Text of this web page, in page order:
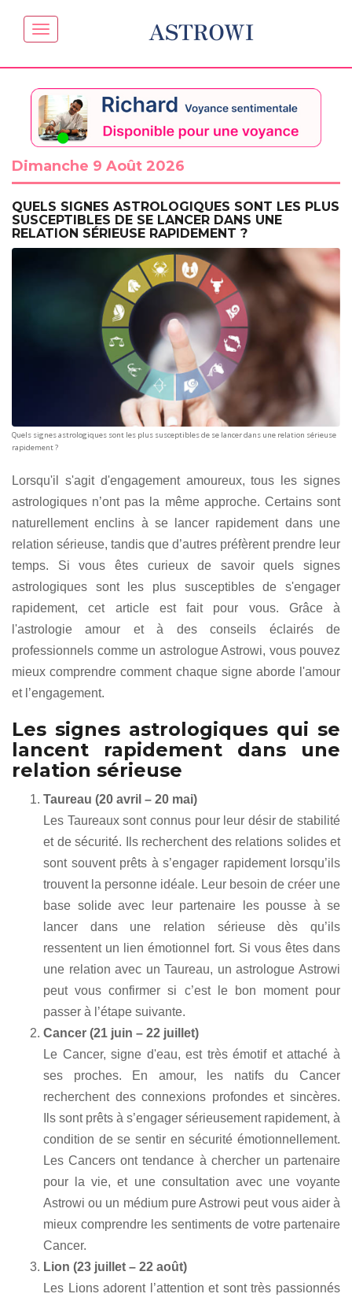
ASTROWI
Dimanche 9 Août 2026
QUELS SIGNES ASTROLOGIQUES SONT LES PLUS
SUSCEPTIBLES DE SE LANCER DANS UNE
RELATION SÉRIEUSE RAPIDEMENT ?
Quels signes astrologiques sont les plus susceptibles de se lancer dans une relation sérieuse
rapidement ?
Lorsqu'il s'agit d'engagement amoureux, tous les signes
astrologiques n’ont pas la même approche. Certains sont
naturellement enclins à se lancer rapidement dans une
relation sérieuse, tandis que d’autres préfèrent prendre leur
temps. Si vous êtes curieux de savoir quels signes
astrologiques sont les plus susceptibles de s'engager
rapidement, cet article est fait pour vous. Grâce à
l'astrologie amour et à des conseils éclairés de
professionnels comme un astrologue Astrowi, vous pouvez
mieux comprendre comment chaque signe aborde l'amour
et l’engagement.
Les signes astrologiques qui se
lancent rapidement dans une
relation sérieuse
Taureau (20 avril – 20 mai)
Les Taureaux sont connus pour leur désir de stabilité
et de sécurité. Ils recherchent des relations solides et
sont souvent prêts à s’engager rapidement lorsqu’ils
trouvent la personne idéale. Leur besoin de créer une
base solide avec leur partenaire les pousse à se
lancer dans une relation sérieuse dès qu’ils
ressentent un lien émotionnel fort. Si vous êtes dans
une relation avec un Taureau, un astrologue Astrowi
peut vous confirmer si c’est le bon moment pour
passer à l’étape suivante.
Cancer (21 juin – 22 juillet)
Le Cancer, signe d'eau, est très émotif et attaché à
ses proches. En amour, les natifs du Cancer
recherchent des connexions profondes et sincères.
Ils sont prêts à s’engager sérieusement rapidement, à
condition de se sentir en sécurité émotionnellement.
Les Cancers ont tendance à chercher un partenaire
pour la vie, et une consultation avec une voyante
Astrowi ou un médium pure Astrowi peut vous aider à
mieux comprendre les sentiments de votre partenaire
Cancer.
Lion (23 juillet – 22 août)
Les Lions adorent l’attention et sont très passionnés